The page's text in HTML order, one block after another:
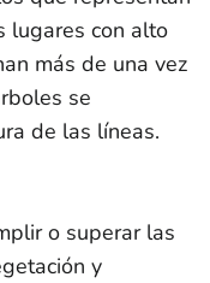
lugares con alto
más de una vez
se
de las líneas.
o superar las
y